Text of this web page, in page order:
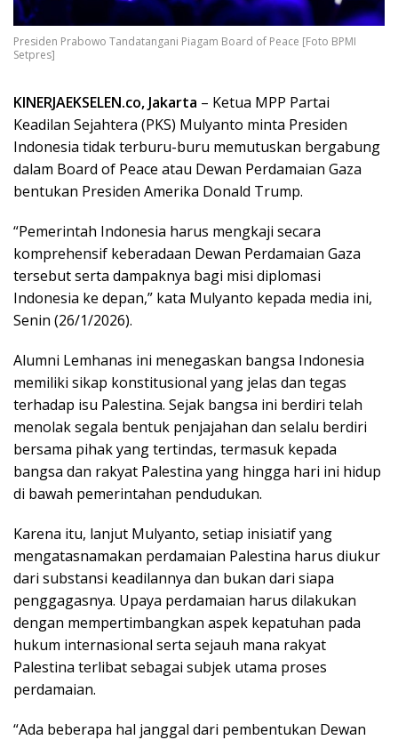
Presiden Prabowo Tandatangani Piagam Board of Peace [Foto BPMI
Setpres]
KINERJAEKSELEN.co, Jakarta – Ketua MPP Partai
Keadilan Sejahtera (PKS) Mulyanto minta Presiden
Indonesia tidak terburu-buru memutuskan bergabung
dalam Board of Peace atau Dewan Perdamaian Gaza
bentukan Presiden Amerika Donald Trump.
“Pemerintah Indonesia harus mengkaji secara
komprehensif keberadaan Dewan Perdamaian Gaza
tersebut serta dampaknya bagi misi diplomasi
Indonesia ke depan,” kata Mulyanto kepada media ini,
Senin (26/1/2026).
Alumni Lemhanas ini menegaskan bangsa Indonesia
memiliki sikap konstitusional yang jelas dan tegas
terhadap isu Palestina. Sejak bangsa ini berdiri telah
menolak segala bentuk penjajahan dan selalu berdiri
bersama pihak yang tertindas, termasuk kepada
bangsa dan rakyat Palestina yang hingga hari ini hidup
di bawah pemerintahan pendudukan.
Karena itu, lanjut Mulyanto, setiap inisiatif yang
mengatasnamakan perdamaian Palestina harus diukur
dari substansi keadilannya dan bukan dari siapa
penggagasnya. Upaya perdamaian harus dilakukan
dengan mempertimbangkan aspek kepatuhan pada
hukum internasional serta sejauh mana rakyat
Palestina terlibat sebagai subjek utama proses
perdamaian.
“Ada beberapa hal janggal dari pembentukan Dewan